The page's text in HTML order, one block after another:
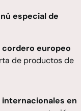
especial de
europeo
de productos de
en